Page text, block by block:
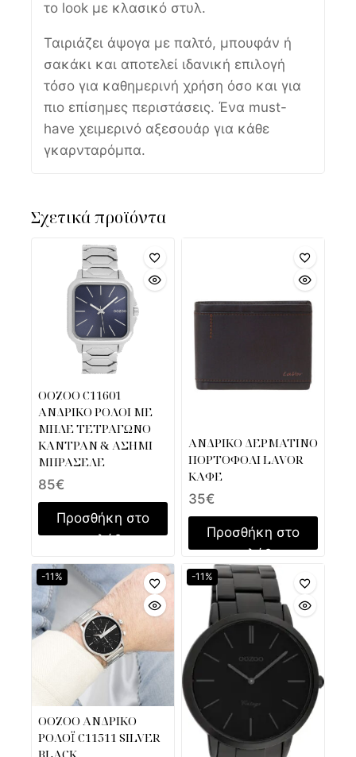
το look με κλασικό στυλ.
Ταιριάζει άψογα με παλτό, μπουφάν ή
σακάκι και αποτελεί ιδανική επιλογή
τόσο για καθημερινή χρήση όσο και για
πιο επίσημες περιστάσεις. Ένα must-
have χειμερινό αξεσουάρ για κάθε
γκαρνταρόμπα.
Σχετικά προϊόντα
OOZOO C11601
ΑΝΔΡΙΚΟ ΡΟΛΟΙ ΜΕ
ΜΠΛΕ ΤΕΤΡΑΓΩΝΟ
ΚΑΝΤΡΑΝ & ΑΣΗΜΙ
ΜΠΡΑΣΕΛΕ
85€
Προσθήκη στο
καλάθι
ΑΝΔΡΙΚΟ ΔΕΡΜΑΤΙΝΟ
ΠΟΡΤΟΦΟΛΙ LAVOR
ΚΑΦΕ
35€
Προσθήκη στο
καλάθι
-11%
OOZOO ΑΝΔΡΙΚΟ
ΡΟΛΟΪ C11511 SILVER
BLACK
-11%